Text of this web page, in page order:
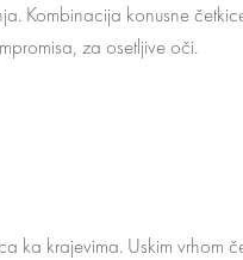
Kombinacija konusne
za osetljive oči.
ka krajevima. Uskim